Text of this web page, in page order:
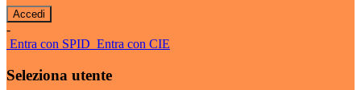
-
Entra con SPID Entra con CIE
Seleziona utente